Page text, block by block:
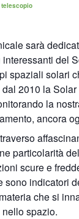
sarà
del
spaziali solari
2010 la
la
ancora
particolarità
scure e
sono indicatori
che si
spazio.